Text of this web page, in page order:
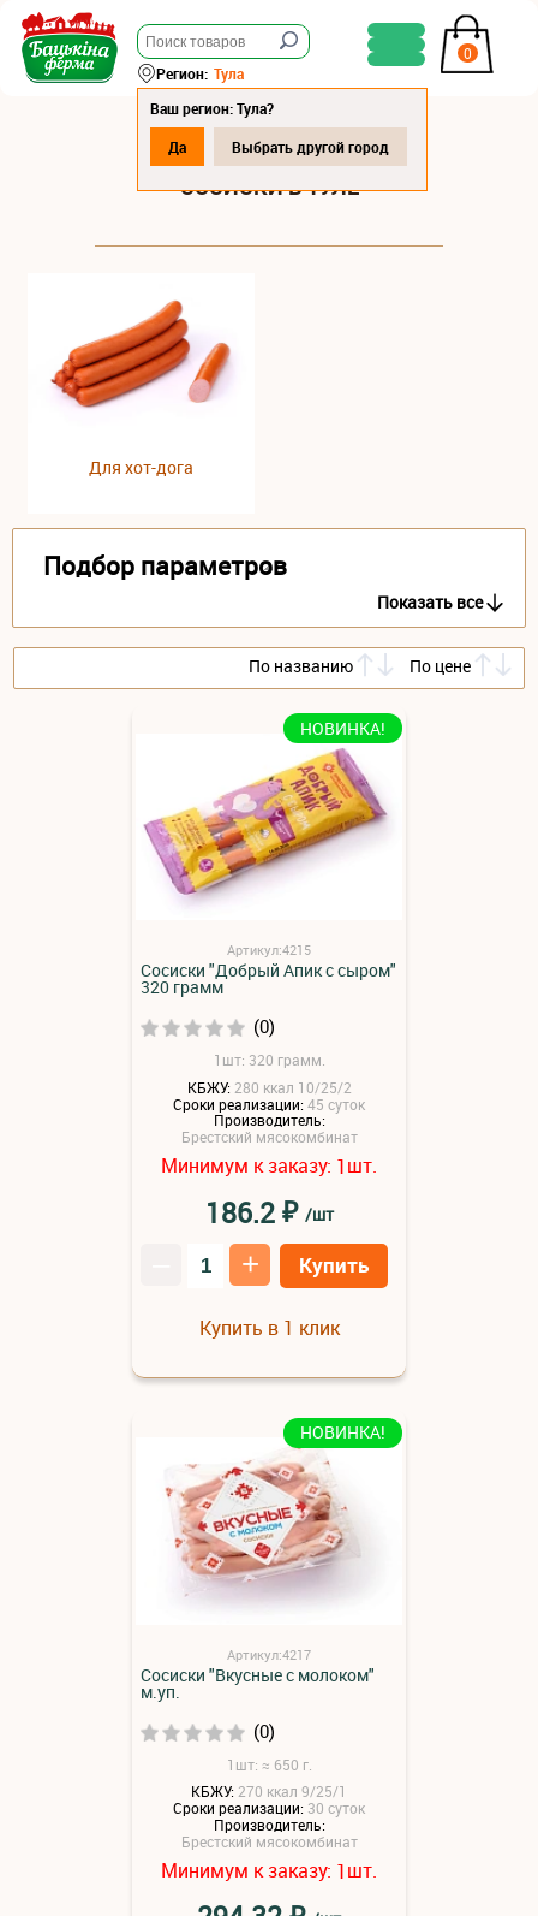
0
Регион: Тула
Ваш регион: Тула?
Да
Выбрать другой город
СОСИСКИ В ТУЛЕ
Для хот-дога
Подбор параметров
Показать все
По названию По цене
НОВИНКА!
Артикул:4215
Сосиски "Добрый Апик с сыром"
320 грамм
(0)
1шт: 320 грамм.
КБЖУ: 280 ккал 10/25/2
Сроки реализации:45 суток
Производитель:
Брестский мясокомбинат
Минимум к заказу: 1шт.
186.2₽ /шт
+ Купить
Купить в 1 клик
НОВИНКА!
Артикул:4217
Сосиски "Вкусные с молоком"
м.уп.
(0)
1шт: ≈ 650 г.
КБЖУ:270 ккал 9/25/1
Сроки реализации: 30 суток
Производитель:
Брестский мясокомбинат
Минимум к заказу: 1шт.